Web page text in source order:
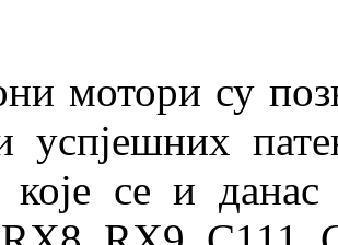
мотори су
успјешних
које се и